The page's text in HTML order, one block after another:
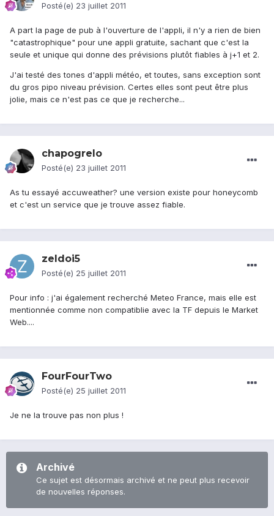
Posté(e) 23 juillet 2011
A part la page de pub à l'ouverture de l'appli, il n'y a rien de bien
"catastrophique" pour une appli gratuite, sachant que c'est la
seule et unique qui donne des prévisions plutôt fiables à j+1 et 2.
J'ai testé des tones d'appli météo, et toutes, sans exception sont
du gros pipo niveau prévision. Certes elles sont peut être plus
jolie, mais ce n'est pas ce que je recherche...
chapogrelo
Posté(e) 23 juillet 2011
As tu essayé accuweather? une version existe pour honeycomb
et c'est un service que je trouve assez fiable.
zeldoi5
Posté(e) 25 juillet 2011
Pour info : j'ai également recherché Meteo France, mais elle est
mentionnée comme non compatiblie avec la TF depuis le Market
Web....
FourFourTwo
Posté(e) 25 juillet 2011
Je ne la trouve pas non plus !
Archivé
Ce sujet est désormais archivé et ne peut plus recevoir
de nouvelles réponses.